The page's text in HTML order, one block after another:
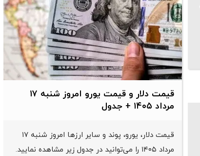
قیمت دلار و قیمت یورو امروز شنبه ۱۷
مرداد ۱۴۰۵ + جدول
قیمت دلار، یورو، پوند و سایر ارز‌ها امروز شنبه ۱۷
مرداد ۱۴۰۵ را می‌توانید در جدول زیر مشاهده نمایید.